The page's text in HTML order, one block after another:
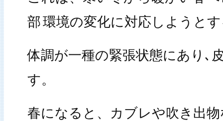
部環境の変化に対応しようと
体調が一種の緊張状態にあり､
す。
春になると、カブレや吹き出